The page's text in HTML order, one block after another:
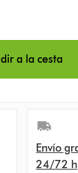
a la cesta
Envío
24/72 h